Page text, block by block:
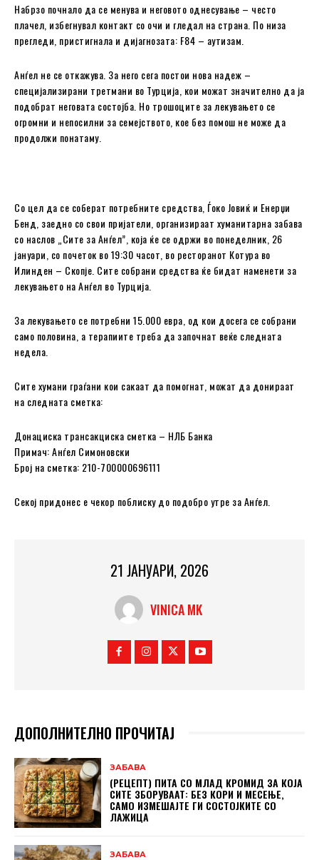
Набрзо почнало да се менува и неговото однесување – често
плачел, избегнувал контакт со очи и гледал на страна. По низа
прегледи, пристигнала и дијагнозата: F84 – аутизам.
Анѓел не се откажува. За него сега постои нова надеж –
специјализирани третмани во Турција, кои можат значително да ја
подобрат неговата состојба. Но трошоците за лекувањето се
огромни и непосилни за семејството, кое без помош не може да
продолжи понатаму.
Со цел да се соберат потребните средства, Ѓоко Јовиќ и Енерџи
Бенд, заедно со свои пријатели, организираат хуманитарна забава
со наслов „Сите за Анѓел”, која ќе се одржи во понеделник, 26
јануари, со почеток во 19:30 часот, во ресторанот Котура во
Илинден – Скопје. Сите собрани средства ќе бидат наменети за
лекувањето на Анѓел во Турција.
За лекувањето се потребни 15.000 евра, од кои досега се собрани
само половина, а терапиите треба да започнат веќе следната
недела.
Сите хумани граѓани кои сакаат да помогнат, можат да донираат
на следната сметка:
Донациска трансакциска сметка – НЛБ Банка
Примач: Анѓел Симоновски
Број на сметка: 210-700000696111
Секој придонес е чекор поблиску до подобро утре за Анѓел.
21 ЈАНУАРИ, 2026
VINICA MK
ДОПОЛНИТЕЛНО ПРОЧИТАЈ
ЗАБАВА
(РЕЦЕПТ) ПИТА СО МЛАД КРОМИД ЗА КОЈА
СИТЕ ЗБОРУВААТ: БЕЗ КОРИ И МЕСЕЊЕ,
САМО ИЗМЕШАЈТЕ ГИ СОСТОЈКИТЕ СО
ЛАЖИЦА
ЗАБАВА